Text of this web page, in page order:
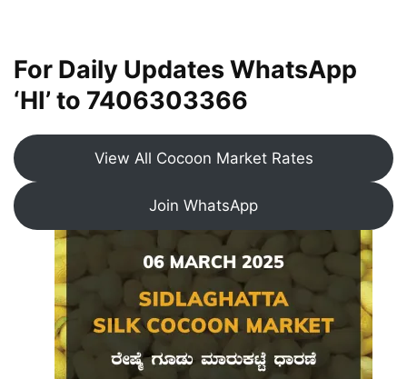
For Daily Updates WhatsApp
‘HI’ to 7406303366
View All Cocoon Market Rates
Join WhatsApp